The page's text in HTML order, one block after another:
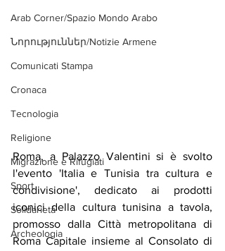
Arab Corner/Spazio Mondo Arabo
Նորություններ/Notizie Armene
Comunicati Stampa
Cronaca
Tecnologia
Religione
Migrazione e Rifugiati
Sport
Solidarietà
Archeologia
Roma, a Palazzo Valentini si è svolto
l'evento 'Italia e Tunisia tra cultura e
condivisione', dedicato ai prodotti
iconici della cultura tunisina a tavola,
promosso dalla Città metropolitana di
Roma Capitale insieme al Consolato di